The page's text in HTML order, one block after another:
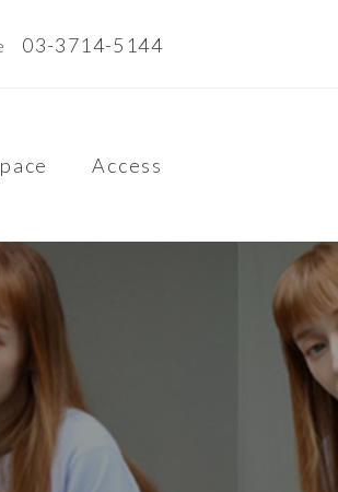
03-3714-5144
Access